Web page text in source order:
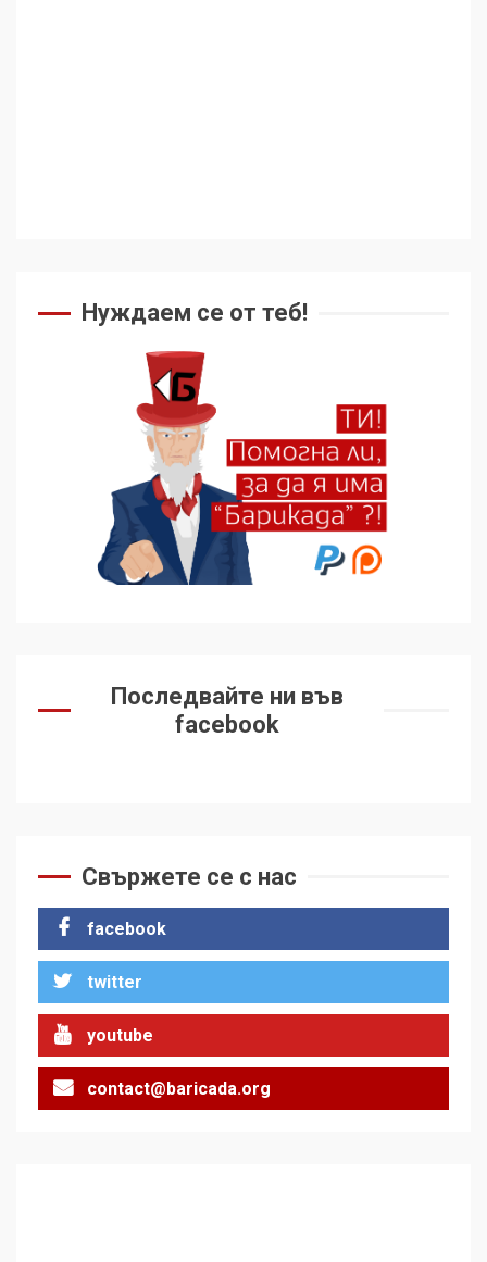
Нуждаем се от теб!
Последвайте ни във
facebook
Свържете се с нас
facebook
twitter
youtube
contact@baricada.org